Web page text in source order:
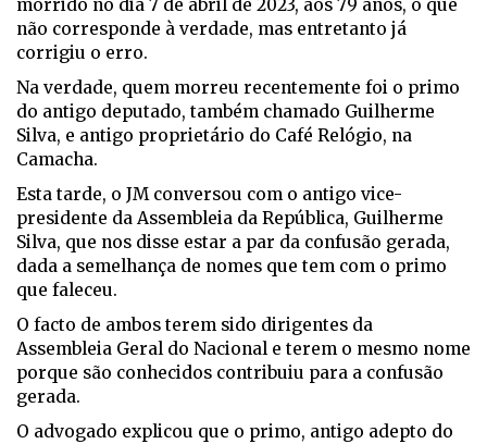
morrido no dia 7 de abril de 2023, aos 79 anos, o que
não corresponde à verdade, mas entretanto já
corrigiu o erro.
Na verdade, quem morreu recentemente foi o primo
do antigo deputado, também chamado Guilherme
Silva, e antigo proprietário do Café Relógio, na
Camacha.
Esta tarde, o JM conversou com o antigo vice-
presidente da Assembleia da República, Guilherme
Silva, que nos disse estar a par da confusão gerada,
dada a semelhança de nomes que tem com o primo
que faleceu.
O facto de ambos terem sido dirigentes da
Assembleia Geral do Nacional e terem o mesmo nome
porque são conhecidos contribuiu para a confusão
gerada.
O advogado explicou que o primo, antigo adepto do